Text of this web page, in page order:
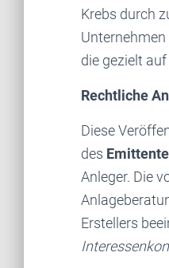
Krebs durch
die gezielt
Rechtliche
Diese
des
Anleger. Die
Erstellers